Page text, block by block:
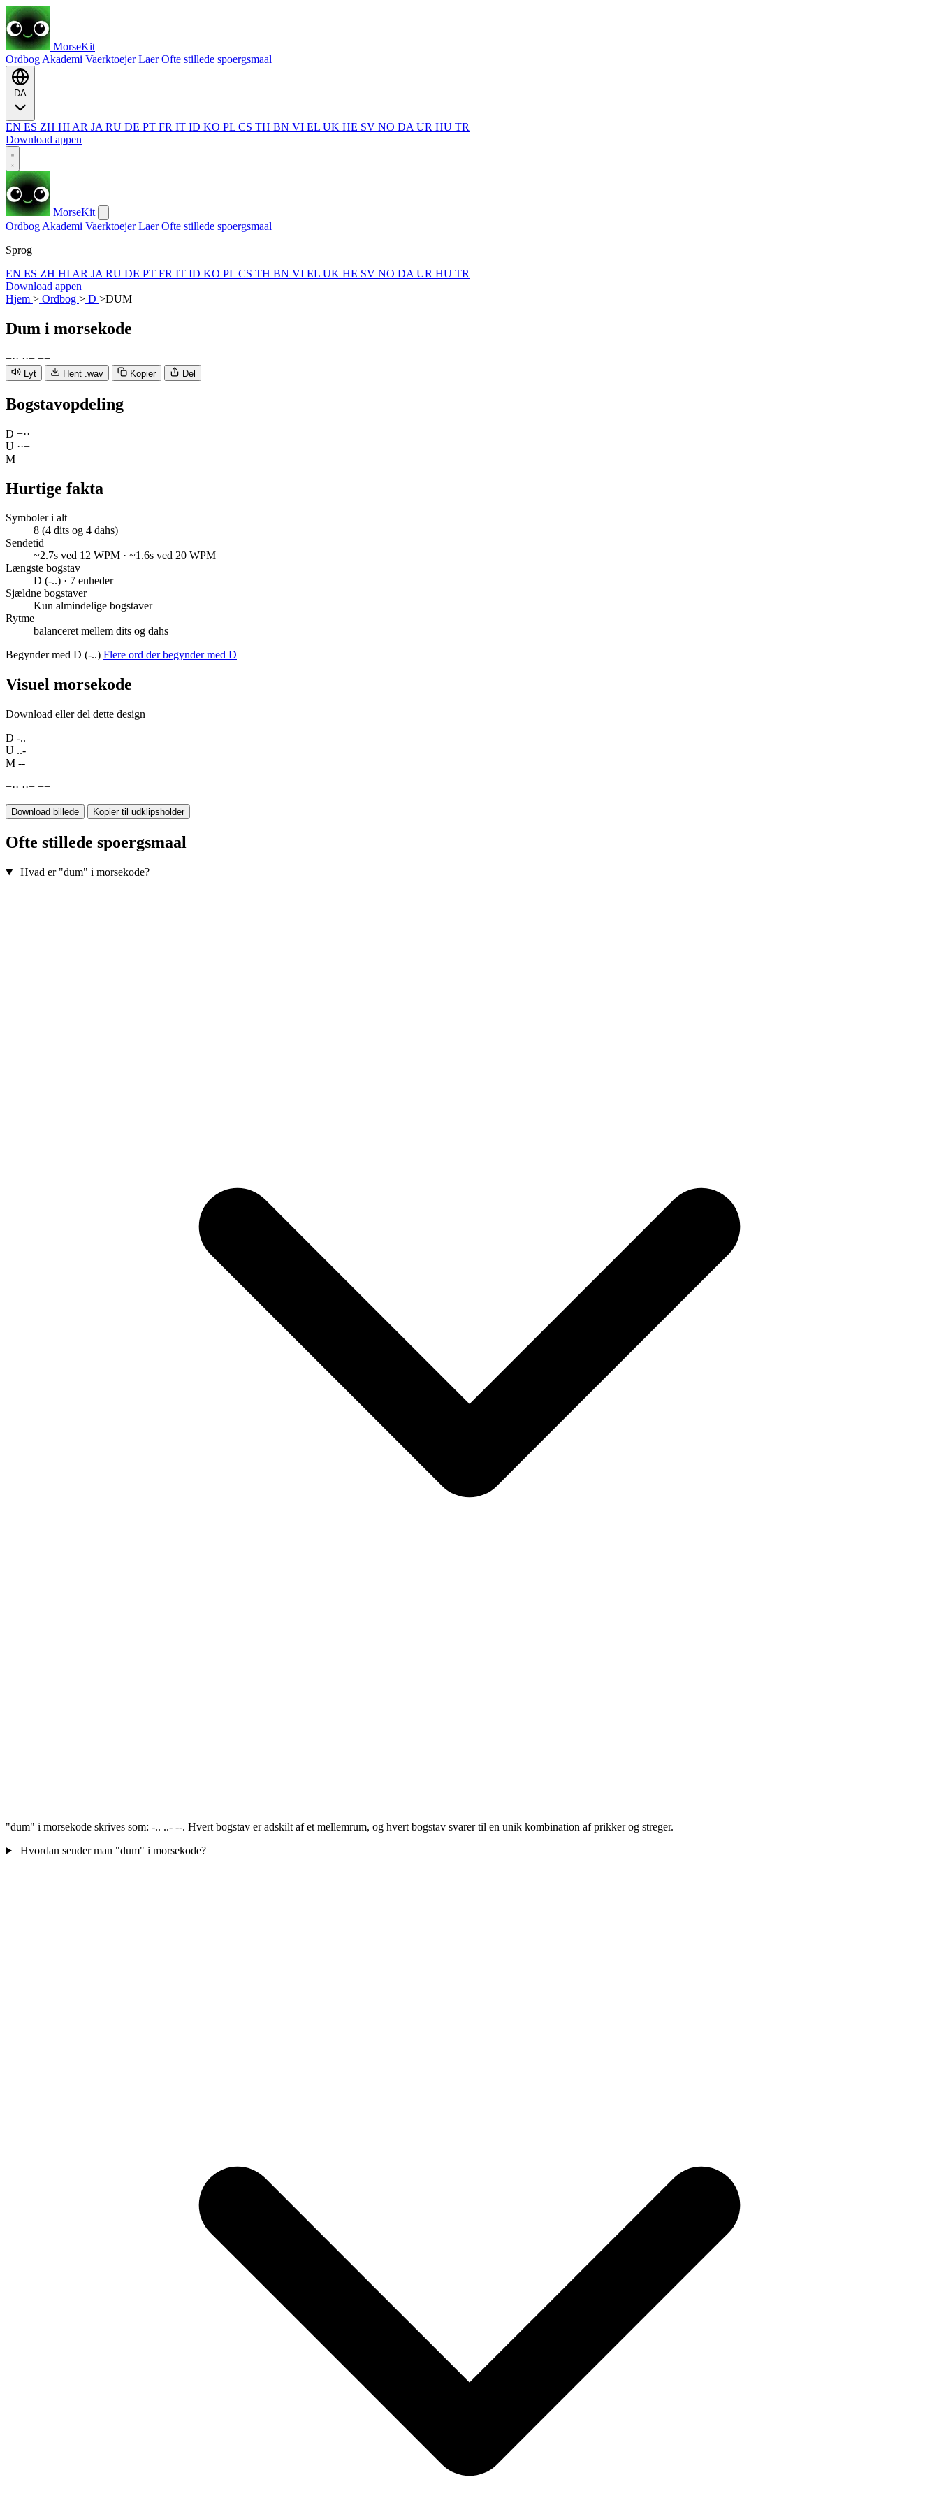
MorseKit
Ordbog Akademi VaerktoejerLaerOfte stillede spoergsmaal
EN ES ZH HI AR JA RU DE PT FR IT ID KO PL CS TH BN VI EL UK HE SV NO DA UR HU TR
Download appen
MorseKit
Ordbog Akademi VaerktoejerLaerOfte stillede spoergsmaal
Sprog
EN ES ZH HI AR JA RU DE PT FR IT ID KO PL CS TH BN VI EL UK HE SV NO DA UR HU TR
Download appen
Hjem > Ordbog > D >DUM
Dum i morsekode
−·· ··− −−
Lyt Hent .wav Kopier Del
Bogstavopdeling
D −··
U ··−
M −−
Hurtige fakta
Symboler i alt
8 (4 dits og 4 dahs)
Sendetid
~2.7s ved 12 WPM · ~1.6s ved 20 WPM
Længste bogstav
D (-..) · 7 enheder
Sjældne bogstaver
Kun almindelige bogstaver
Rytme
balanceret mellem dits og dahs
Begynder med D (-..) Flere ord der begynder med D
Visuel morsekode
Download eller del dette design
D -..
U ..-
M --
−·· ··− −−
Download billede Kopier til udklipsholder
Ofte stillede spoergsmaal
Hvad er "dum" i morsekode?
"dum" i morsekode skrives som: -.. ..- --. Hvert bogstav er adskilt af et mellemrum, og hvert bogstav svarer til en unik kombination af prikker og streger.
Hvordan sender man "dum" i morsekode?